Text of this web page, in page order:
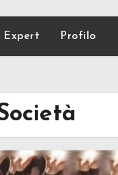
Expert Profilo